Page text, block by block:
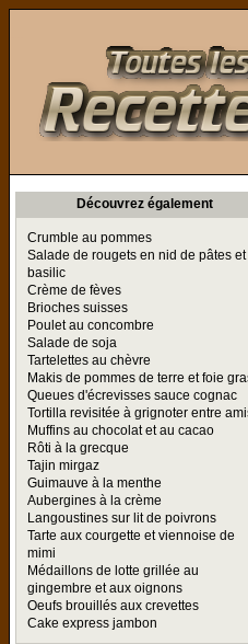
Découvrez également
Crumble au pommes
Salade de rougets en nid de pâtes et
basilic
Crème de fèves
Brioches suisses
Poulet au concombre
Salade de soja
Tartelettes au chèvre
Makis de pommes de terre et foie
Queues d'écrevisses sauce cognac
Tortilla revisitée à grignoter entre
Muffins au chocolat et au cacao
Rôti à la grecque
Tajin mirgaz
Guimauve à la menthe
Aubergines à la crème
Langoustines sur lit de poivrons
Tarte aux courgette et viennoise de
mimi
Médaillons de lotte grillée au
gingembre et aux oignons
Oeufs brouillés aux crevettes
Cake express jambon